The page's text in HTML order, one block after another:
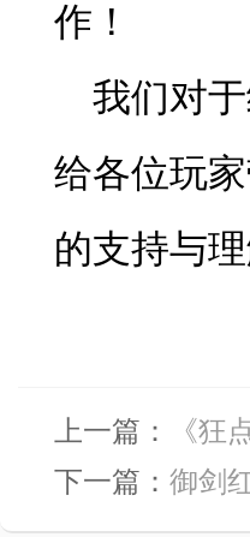
作！
我们对
给各位玩
的支持与
上一篇：
《狂
下一篇： 御剑